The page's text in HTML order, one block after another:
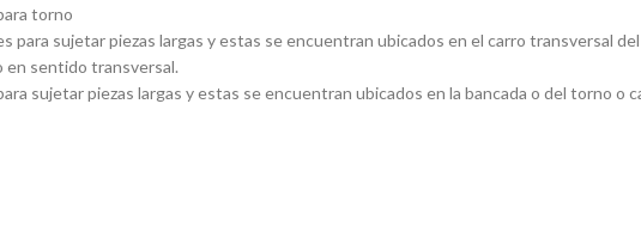
torno
para sujetar piezas largas y estas se encuentran ubicados en el carro transversal
en sentido transversal.
sujetar piezas largas y estas se encuentran ubicados en la bancada o del torno o